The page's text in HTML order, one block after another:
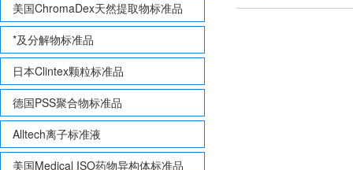
美国ChromaDex天然提取物标准品
*及分解物标准品
日本Clintex颗粒标准品
德国PSS聚合物标准品
Alltech离子标准液
美国Medical ISO药物异构体标准品